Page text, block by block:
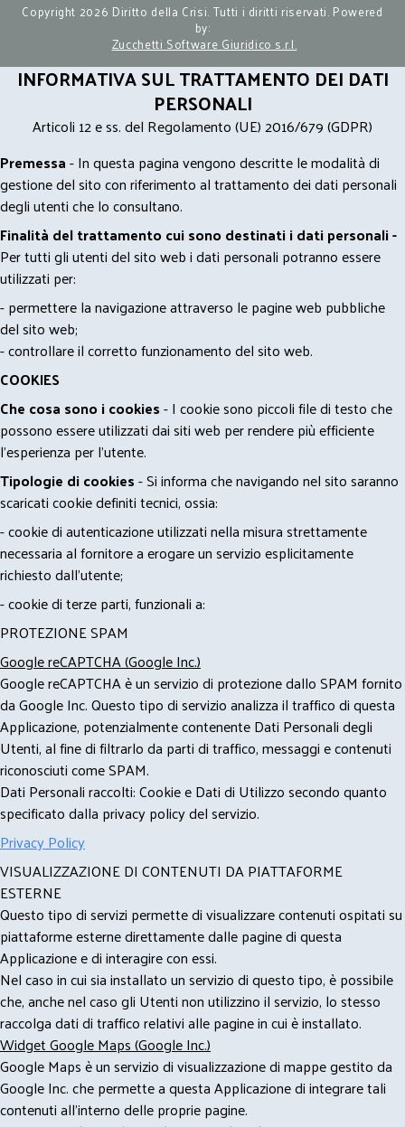
Copyright 2026 Diritto della Crisi. Tutti i diritti riservati. Powered
by:
Zucchetti Software Giuridico s.r.l.
INFORMATIVA SUL TRATTAMENTO DEI DATI
PERSONALI
Articoli 12 e ss. del Regolamento (UE) 2016/679 (GDPR)
Premessa- In questa pagina vengono descritte le modalità di
gestione del sito con riferimento al trattamento dei dati personali
degli utenti che lo consultano.
Finalità del trattamento cui sono destinati i dati personali -
Per tutti gli utenti del sito web i dati personali potranno essere
utilizzati per:
- permettere la navigazione attraverso le pagine web pubbliche
del sito web;
- controllare il corretto funzionamento del sito web.
COOKIES
Che cosa sono i cookies- I cookie sono piccoli file di testo che
possono essere utilizzati dai siti web per rendere più efficiente
l'esperienza per l'utente.
Tipologie di cookies- Si informa che navigando nel sito saranno
scaricati cookie definiti tecnici, ossia:
- cookie di autenticazione utilizzati nella misura strettamente
necessaria al fornitore a erogare un servizio esplicitamente
richiesto dall'utente;
- cookie di terze parti, funzionali a:
PROTEZIONE SPAM
Google reCAPTCHA (Google Inc.)
Google reCAPTCHA è un servizio di protezione dallo SPAM fornito
da Google Inc. Questo tipo di servizio analizza il traffico di questa
Applicazione, potenzialmente contenente Dati Personali degli
Utenti, al fine di filtrarlo da parti di traffico, messaggi e contenuti
riconosciuti come SPAM.
Dati Personali raccolti: Cookie e Dati di Utilizzo secondo quanto
specificato dalla privacy policy del servizio.
Privacy Policy
VISUALIZZAZIONE DI CONTENUTI DA PIATTAFORME
ESTERNE
Questo tipo di servizi permette di visualizzare contenuti ospitati su
piattaforme esterne direttamente dalle pagine di questa
Applicazione e di interagire con essi.
Nel caso in cui sia installato un servizio di questo tipo, è possibile
che, anche nel caso gli Utenti non utilizzino il servizio, lo stesso
raccolga dati di traffico relativi alle pagine in cui è installato.
Widget Google Maps (Google Inc.)
Google Maps è un servizio di visualizzazione di mappe gestito da
Google Inc. che permette a questa Applicazione di integrare tali
contenuti all'interno delle proprie pagine.